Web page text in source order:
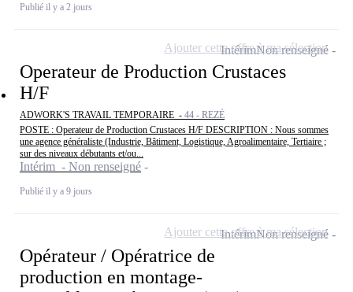
Publié il y a 2 jours
Operateur de Production Crustaces
H/F
ADWORK'S TRAVAIL TEMPORAIRE - 44 - REZÉ
POSTE : Operateur de Production Crustaces H/F DESCRIPTION : Nous sommes
une agence généraliste (Industrie, Bâtiment, Logistique, Agroalimentaire, Tertiaire ;
sur des niveaux débutants et/ou...
Intérim - Non renseigné
Publié il y a 9 jours
IntérimNon renseigné
Ajouter cette offre à ma sélection
Opérateur / Opératrice de
production en montage-
IntérimNon renseigné
Ajouter cette offre à ma sélection